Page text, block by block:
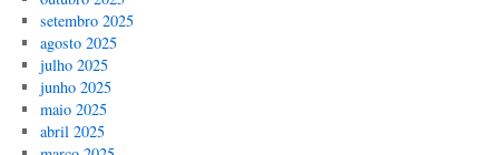
setembro 2025
agosto 2025
julho 2025
junho 2025
maio 2025
abril 2025